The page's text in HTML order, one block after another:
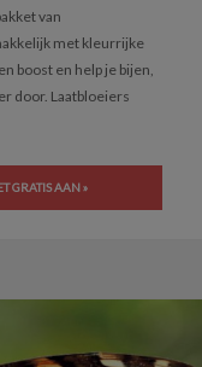
van
met kleurrijke
boost en help je bijen,
door. Laatbloeiers
GRATIS AAN »